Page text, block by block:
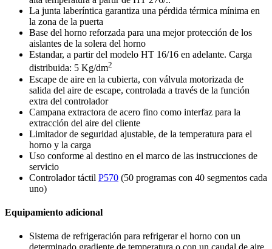
La junta laberíntica garantiza una pérdida térmica mínima en
la zona de la puerta
Base del horno reforzada para una mejor protección de los
aislantes de la solera del horno
Estandar, a partir del modelo HT 16/16 en adelante. Carga
distribuida: 5 Kg/dm2
Escape de aire en la cubierta, con válvula motorizada de
salida del aire de escape, controlada a través de la función
extra del controlador
Campana extractora de acero fino como interfaz para la
extracción del aire del cliente
Limitador de seguridad ajustable, de la temperatura para el
horno y la carga
Uso conforme al destino en el marco de las instrucciones de
servicio
Controlador táctil P570 (50 programas con 40 segmentos cada
uno)
Equipamiento adicional
Sistema de refrigeración para refrigerar el horno con un